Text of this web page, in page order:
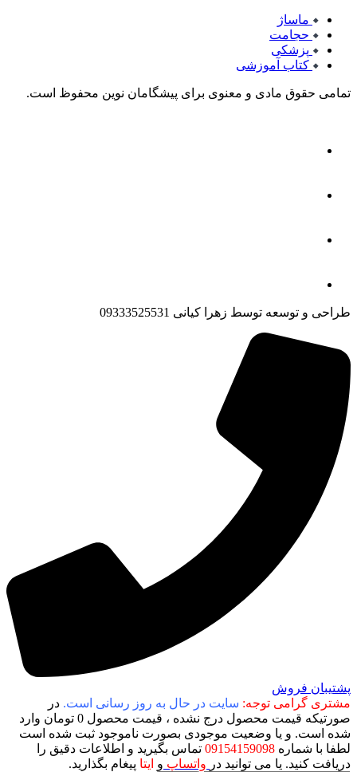
ماساژ
حجامت
پزشکی
کتاب آموزشی
تمامی حقوق مادی و معنوی برای پیشگامان نوین محفوظ است.
طراحی و توسعه توسط زهرا کیانی 09333525531
پشتیبان فروش
مشتری گرامی توجه: سایت در حال به روز رسانی است. در
صورتیکه قیمت محصول درج نشده ، قیمت محصول 0 تومان وارد
شده است. و یا وضعیت موجودی بصورت ناموجود ثبت شده است
لطفا با شماره 09154159098 تماس بگیرید و اطلاعات دقیق را
دریافت کنید. یا می توانید در واتساپ و ایتا پیغام بگذارید.